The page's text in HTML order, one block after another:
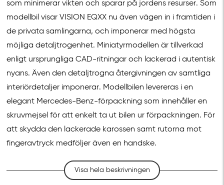
som minimerar vikten och sparar på jordens resurser. Som
modellbil visar VISION EQXX nu även vägen in i framtiden i
de privata samlingarna, och imponerar med högsta
möjliga detaljtrogenhet. Miniatyrmodellen är tillverkad
enligt ursprungliga CAD-ritningar och lackerad i autentisk
nyans. Även den detaljtrogna återgivningen av samtliga
interiördetaljer imponerar. Modellbilen levereras i en
elegant Mercedes-Benz-förpackning som innehåller en
skruvmejsel för att enkelt ta ut bilen ur förpackningen. För
att skydda den lackerade karossen samt rutorna mot
fingeravtryck medföljer även en handske.
Visa hela beskrivningen